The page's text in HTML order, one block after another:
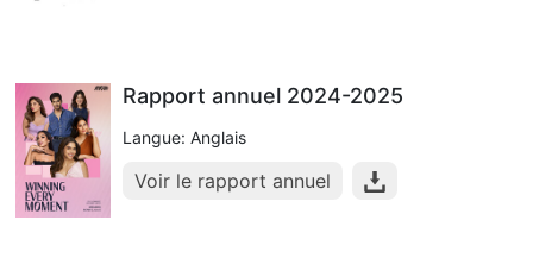
Rapport annuel 2024-2025
Langue: Anglais
Voir le rapport annuel